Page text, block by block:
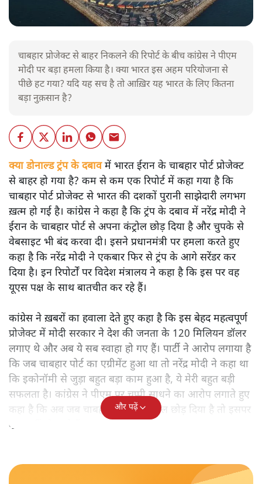
चाबहार प्रोजेक्ट से बाहर निकलने की रिपोर्ट के बीच कांग्रेस ने पीएम
मोदी पर बड़ा हमला किया है। क्या भारत इस अहम परियोजना से
पीछे हट गया? यदि यह सच है तो आख़िर यह भारत के लिए कितना
बड़ा नुक़सान है?
क्या डोनाल्ड ट्रंप के दबाव में भारत ईरान के चाबहार पोर्ट प्रोजेक्ट
से बाहर हो गया है? कम से कम एक रिपोर्ट में कहा गया है कि
चाबहार पोर्ट प्रोजेक्ट से भारत की दशकों पुरानी साझेदारी लगभग
ख़त्म हो गई है। कांग्रेस ने कहा है कि ट्रंप के दबाव में नरेंद्र मोदी ने
ईरान के चाबहार पोर्ट से अपना कंट्रोल छोड़ दिया है और चुपके से
वेबसाइट भी बंद करवा दी। इसने प्रधानमंत्री पर हमला करते हुए
कहा है कि नरेंद्र मोदी ने एकबार फिर से ट्रंप के आगे सरेंडर कर
दिया है। इन रिपोर्टों पर विदेश मंत्रालय ने कहा है कि इस पर वह
यूएस पक्ष के साथ बातचीत कर रहे हैं।
कांग्रेस ने ख़बरों का हवाला देते हुए कहा है कि इस बेहद महत्वपूर्ण
प्रोजेक्ट में मोदी सरकार ने देश की जनता के 120 मिलियन डॉलर
लगाए थे और अब ये सब स्वाहा हो गए हैं। पार्टी ने आरोप लगाया है
कि जब चाबहार पोर्ट का एग्रीमेंट हुआ था तो नरेंद्र मोदी ने कहा था
कि इकोनॉमी से जुड़ा बहुत बड़ा काम हुआ है, ये मेरी बहुत बड़ी
सफलता है। कांग्रेस ने पीएम पर चुप्पी साधने का आरोप लगाते हुए
कहा है कि अब जब चाबहार पोर्ट का कंट्रोल छोड़ दिया है तो इसपर
कुछ नहीं बोल रहे हैं।
और पढ़ें